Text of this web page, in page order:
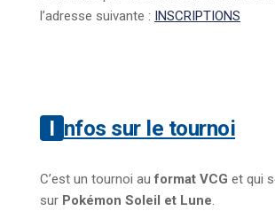
l’adresse suivante : INSCRIPTIONS
Infos sur le tournoi
C’est un tournoi auformat VCG et qui
sur Pokémon Soleil et Lune.